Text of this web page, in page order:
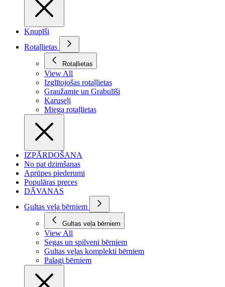
Knupīši
Rotaļlietas
Rotaļlietas
View All
Izglītojošas rotaļlietas
Graužamie un Grabulīši
Karuseļi
Miega rotaļlietas
IZPĀRDOŠANA
No pat dzimšanas
Aprūpes piederumi
Populāras preces
DĀVANAS
Gultas veļa bērniem
Gultas veļa bērniem
View All
Segas un spilveni bērniem
Gultas veļas komplekti bērniem
Palagi bērniem